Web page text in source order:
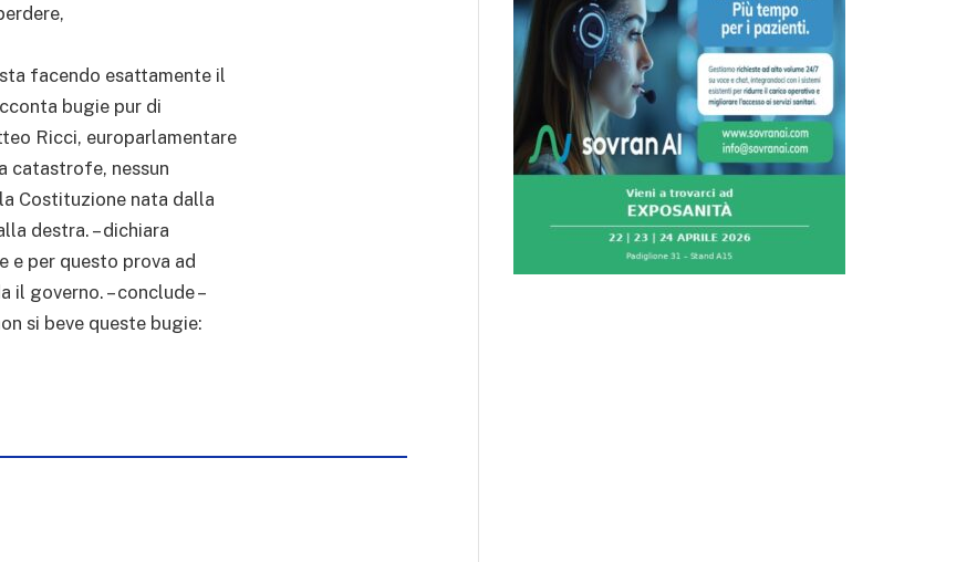
facendo esattamente il
bugie pur di
Ricci, europarlamentare
catastrofe, nessun
Costituzione nata dalla
destra. – dichiara
e per questo prova ad
il governo. – conclude –
si beve queste bugie: